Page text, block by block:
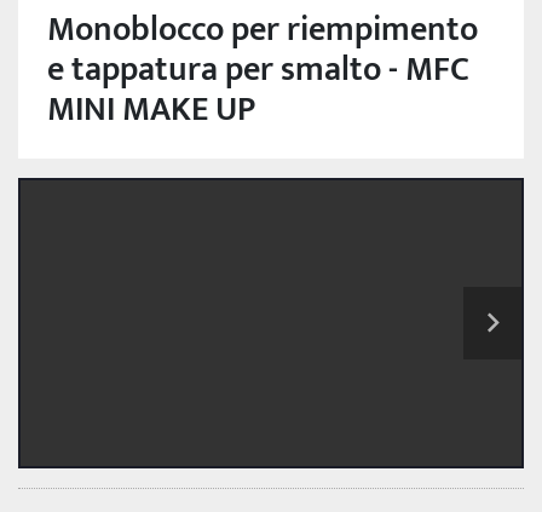
Monoblocco per riempimento
e tappatura per smalto - MFC
MINI MAKE UP